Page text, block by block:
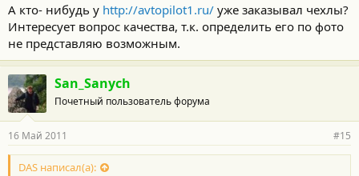
А кто- нибудь у http://avtopilot1.ru/ уже заказывал чехлы?
Интересует вопрос качества, т.к. определить его по фото
не представляю возможным.
San_Sanych
Почетный пользователь форума
16 Май 2011 #15
DAS написал(а):